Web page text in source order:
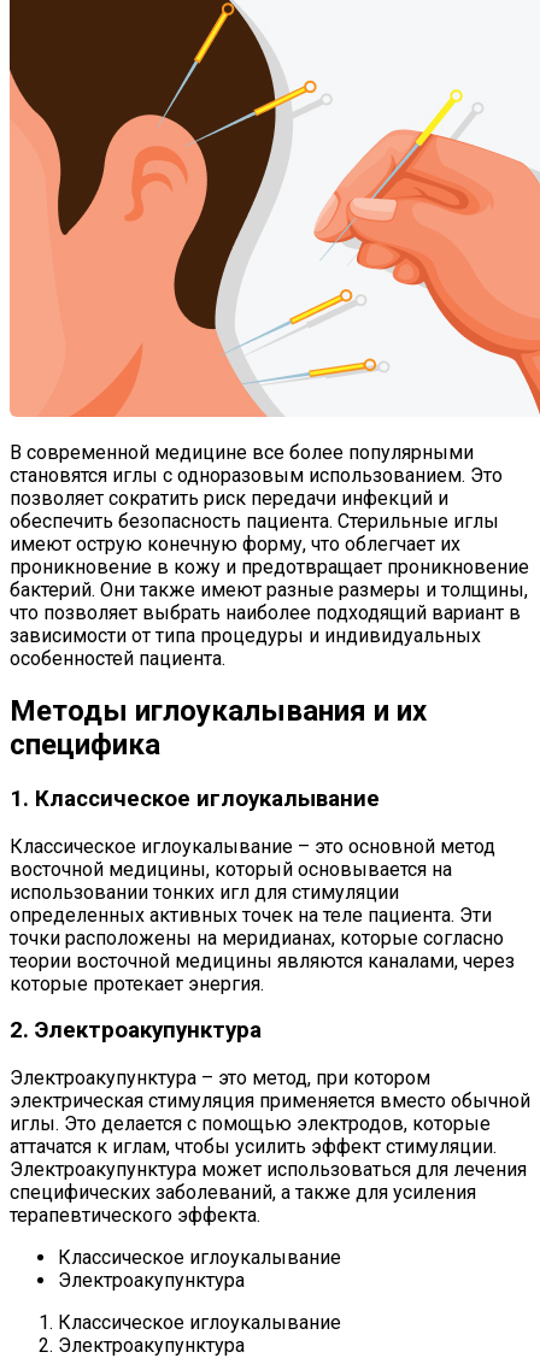
В современной медицине все более популярными
становятся иглы с одноразовым использованием. Это
позволяет сократить риск передачи инфекций и
обеспечить безопасность пациента. Стерильные иглы
имеют острую конечную форму, что облегчает их
проникновение в кожу и предотвращает проникновение
бактерий. Они также имеют разные размеры и толщины,
что позволяет выбрать наиболее подходящий вариант в
зависимости от типа процедуры и индивидуальных
особенностей пациента.
Методы иглоукалывания и их
специфика
1. Классическое иглоукалывание
Классическое иглоукалывание – это основной метод
восточной медицины, который основывается на
использовании тонких игл для стимуляции
определенных активных точек на теле пациента. Эти
точки расположены на меридианах, которые согласно
теории восточной медицины являются каналами, через
которые протекает энергия.
2. Электроакупунктура
Электроакупунктура – это метод, при котором
электрическая стимуляция применяется вместо обычной
иглы. Это делается с помощью электродов, которые
аттачатся к иглам, чтобы усилить эффект стимуляции.
Электроакупунктура может использоваться для лечения
специфических заболеваний, а также для усиления
терапевтического эффекта.
Классическое иглоукалывание
Электроакупунктура
Классическое иглоукалывание
Электроакупунктура